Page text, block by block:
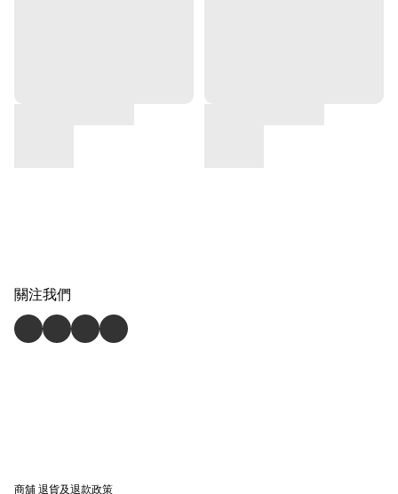
關注我們
商舖退貨及退款政策